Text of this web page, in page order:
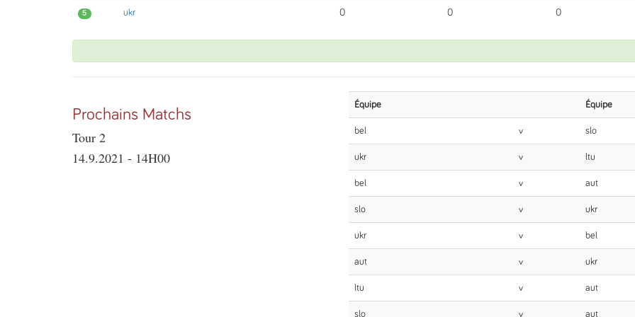
5 ukr 0 0 0
Prochains Matchs
Tour 2
14.9.2021 - 14H00
Équipe Équipe
bel v slo
ukr v ltu
bel v aut
slo v ukr
ukr v bel
aut v ukr
ltu v aut
slo v aut